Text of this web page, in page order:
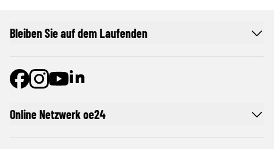
Online Netzwerk oe24
Bleiben Sie auf dem Laufenden